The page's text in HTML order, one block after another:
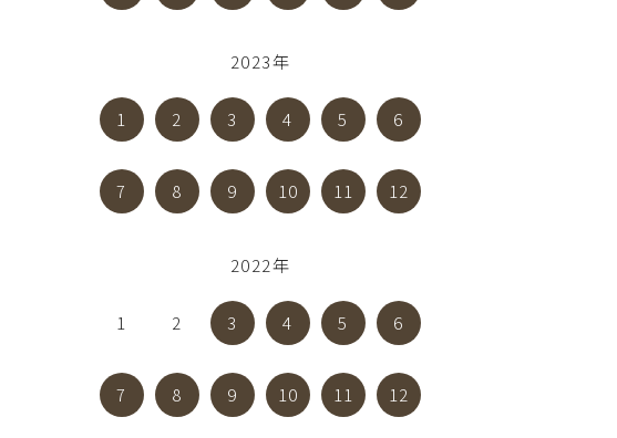
2023年
1 2 3 4 5 6
7 8 9 10 11 12
2022年
1 2 3 4 5 6
7 8 9 10 11 12